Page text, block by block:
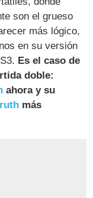
son el grueso
más lógico,
en su versión
Es el caso de
doble:
ahora y su
más